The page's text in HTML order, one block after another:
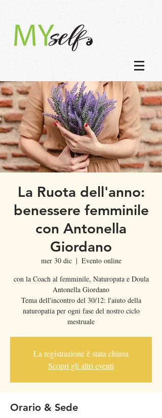
La Ruota dell'anno:
benessere femminile
con Antonella
Giordano
mer 30 dic
  |
Evento online
con la Coach al femminile, Naturopata e Doula
Antonella Giordano
Tema dell'incontro del 30/12: l'aiuto della
naturopatia per ogni fase del nostro ciclo
mestruale
La registrazione è stata chiusa
Scopri gli altri eventi
Orario & Sede